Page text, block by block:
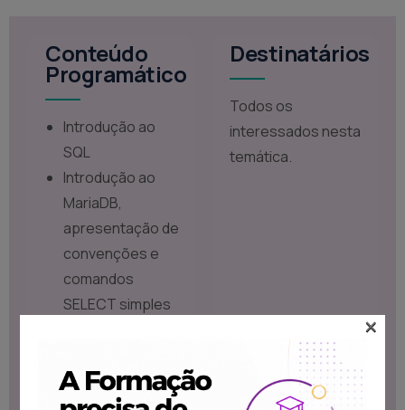
Conteúdo
Programático
Introdução ao
SQL
Introdução ao
MariaDB,
apresentação de
convenções e
comandos
SELECT simples
de Dados
Criação de
Destinatários
Todos os
interessados nesta
temática.
×